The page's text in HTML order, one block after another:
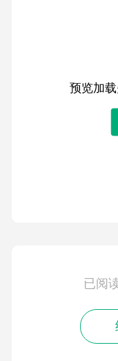
预览加
已阅